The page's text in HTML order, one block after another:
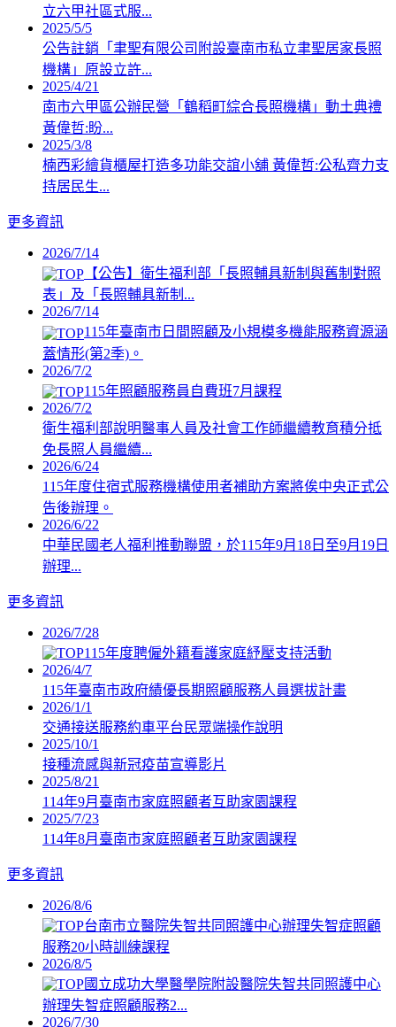
立六甲社區式服...
2025/5/5
公告註銷「聿聖有限公司附設臺南市私立聿聖居家長照
機構」原設立許...
2025/4/21
南市六甲區公辦民營「鶴稻町綜合長照機構」動土典禮
黃偉哲:盼...
2025/3/8
楠西彩繪貨櫃屋打造多功能交誼小舖 黃偉哲:公私齊力支
持居民生...
更多資訊
2026/7/14
【公告】衛生福利部「長照輔具新制與舊制對照
表」及「長照輔具新制...
2026/7/14
115年臺南市日間照顧及小規模多機能服務資源涵
蓋情形(第2季)。
2026/7/2
115年照顧服務員自費班7月課程
2026/7/2
衛生福利部說明醫事人員及社會工作師繼續教育積分抵
免長照人員繼續...
2026/6/24
115年度住宿式服務機構使用者補助方案將俟中央正式公
告後辦理。
2026/6/22
中華民國老人福利推動聯盟，於115年9月18日至9月19日
辦理...
更多資訊
2026/7/28
115年度聘僱外籍看護家庭紓壓支持活動
2026/4/7
115年臺南市政府績優長期照顧服務人員選拔計畫
2026/1/1
交通接送服務約車平台民眾端操作說明
2025/10/1
接種流感與新冠疫苗宣導影片
2025/8/21
114年9月臺南市家庭照顧者互助家園課程
2025/7/23
114年8月臺南市家庭照顧者互助家園課程
更多資訊
2026/8/6
台南市立醫院失智共同照護中心辦理失智症照顧
服務20小時訓練課程
2026/8/5
國立成功大學醫學院附設醫院失智共同照護中心
辦理失智症照顧服務2...
2026/7/30